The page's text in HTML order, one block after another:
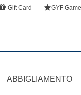
Gift Card GYF Game
ABBIGLIAMENTO